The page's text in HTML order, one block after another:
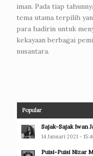
iman. Pada tiap
tema utama terpilih
para hadirin untuk
kekayaan berbagai
nusantara.
Popular
Sajak-Sajak Iwan
14 Januari 2021 -
Puisi-Puisi Nizar